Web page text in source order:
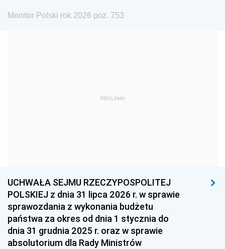
1975 1974
1959
1939 1938 1937
1936 1930
Monitor Polski rok 2026 poz. 753
REKLAMA
UCHWAŁA SEJMU RZECZYPOSPOLITEJ
POLSKIEJ z dnia 31 lipca 2026 r. w sprawie
sprawozdania z wykonania budżetu
państwa za okres od dnia 1 stycznia do
dnia 31 grudnia 2025 r. oraz w sprawie
absolutorium dla Rady Ministrów